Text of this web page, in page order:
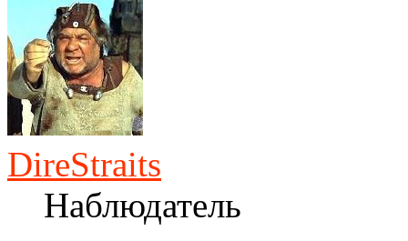
DireStraits
Наблюдатель